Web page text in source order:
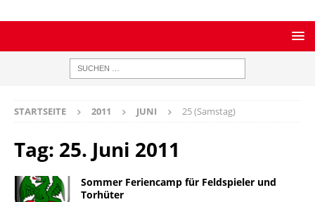
STARTSEITE 2011 JUNI 25 (Samstag)
Tag: 25. Juni 2011
Sommer Feriencamp für Feldspieler und
Torhüter